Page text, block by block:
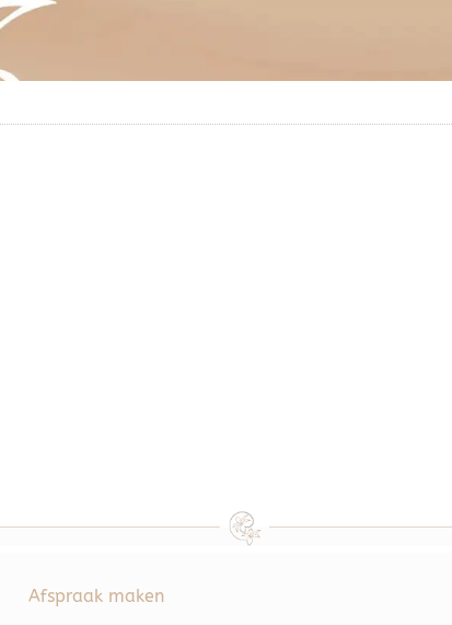
Afspraak maken